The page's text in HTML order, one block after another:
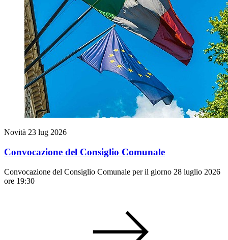
Novità 23 lug 2026
Convocazione del Consiglio Comunale
Convocazione del Consiglio Comunale per il giorno 28 luglio 2026
ore 19:30